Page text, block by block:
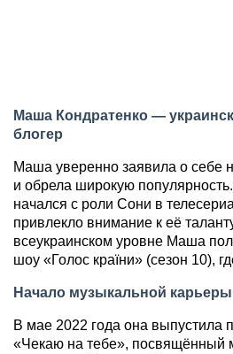
Маша Кондратенко —
блогер
Маша уверенно заявила о себе
и обрела широкую
начался с роли Сони в
привлекло внимание к её
всеукраинском уровне Маша
шоу «Голос країни» (сезон 10),
Начало музыкальной карьеры
В мае 2022 года она выпустила
«Чекаю на тебе», посвящённый